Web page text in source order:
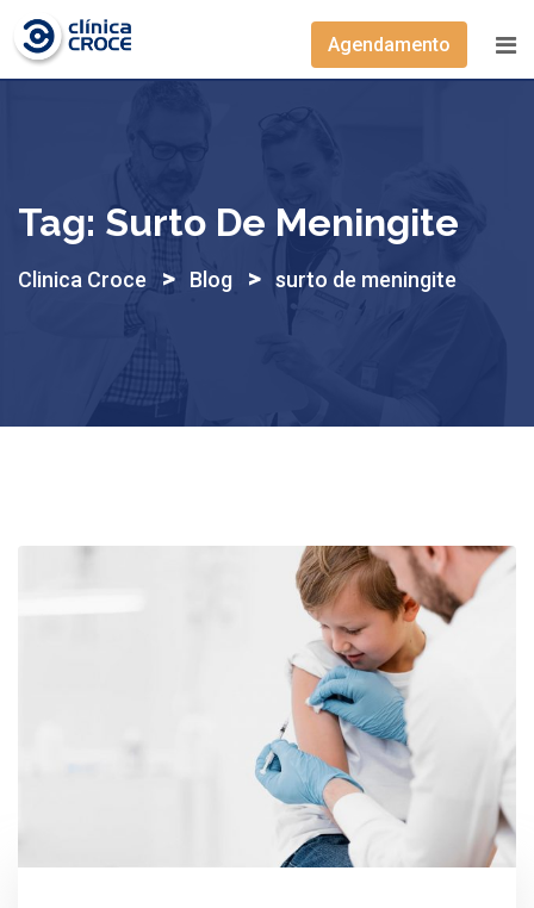
Skip
content
Agendamento
Tag: Surto De Meningite
Clinica Croce > Blog > surto de meningite